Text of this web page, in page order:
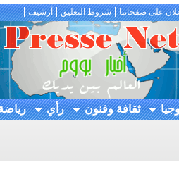
على صفحاتنا شروط التعليق أرشيف
ثقافة وفنون رأي